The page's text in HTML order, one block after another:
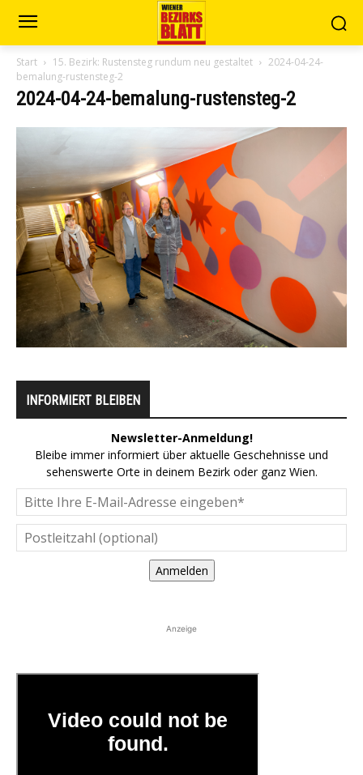
Start 15. Bezirk: Rustensteg rundum neu gestaltet
2024-04-24-
bemalung-rustensteg-2
2024-04-24-bemalung-rustensteg-2
INFORMIERT BLEIBEN
Newsletter-Anmeldung!
Bleibe immer informiert über aktuelle Geschehnisse und
sehenswerte Orte in deinem Bezirk oder ganz Wien.
Anmelden
Anzeige